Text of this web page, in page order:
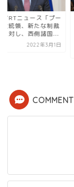
アRTニュース「プー
大統領、新たな制裁
に対し、西側諸国...
2022年3月1日
COMMENT